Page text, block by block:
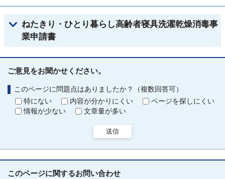
ねたきり・ひとり暮らし高齢者寝具洗濯乾燥消毒事
業申請書
ご意見をお聞かせください。
このページに問題点はありましたか？（複数回答可）
特にない
内容が分かりにくい
ページを探しにくい
情報が少ない
文章量が多い
送信
このページに関するお問い合わせ